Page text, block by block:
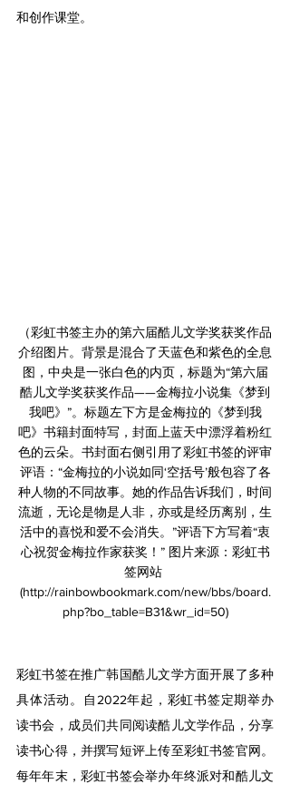
和创作课堂。
（彩虹书签主办的第六届酷儿文学奖获奖作品
介绍图片。背景是混合了天蓝色和紫色的全息
图，中央是一张白色的内页，标题为“第六届
酷儿文学奖获奖作品——金梅拉小说集《梦到
我吧》”。标题左下方是金梅拉的《梦到我
吧》书籍封面特写，封面上蓝天中漂浮着粉红
色的云朵。书封面右侧引用了彩虹书签的评审
评语：“金梅拉的小说如同‘空括号’般包容了各
种人物的不同故事。她的作品告诉我们，时间
流逝，无论是物是人非，亦或是经历离别，生
活中的喜悦和爱不会消失。”评语下方写着“衷
心祝贺金梅拉作家获奖！” 图片来源：彩虹书
签网站
(http://rainbowbookmark.com/new/bbs/board.
php?bo_table=B31&wr_id=50)
彩虹书签在推广韩国酷儿文学方面开展了多种
具体活动。自2022年起，彩虹书签定期举办
读书会，成员们共同阅读酷儿文学作品，分享
读书心得，并撰写短评上传至彩虹书签官网。
每年年末，彩虹书签会举办年终派对和酷儿文